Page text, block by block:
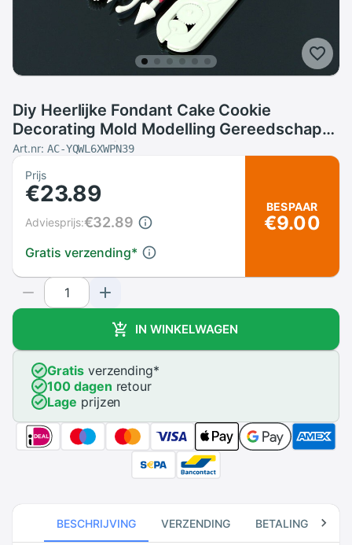
Diy Heerlijke Fondant Cake Cookie
Decorating Mold Modelling Gereedschap
Set Sugarcraft Dessert Bakvormen Pasta
Cutters
Art.nr: AC-YQWL6XWPN39
Prijs
€23.89
Gratis verzending*
Adviesprijs:€32.89
BESPAAR
€9.00
IN WINKELWAGEN
Gratisverzending*
100 dagen retour
Lage prijzen
BESCHRIJVING VERZENDING BETALING